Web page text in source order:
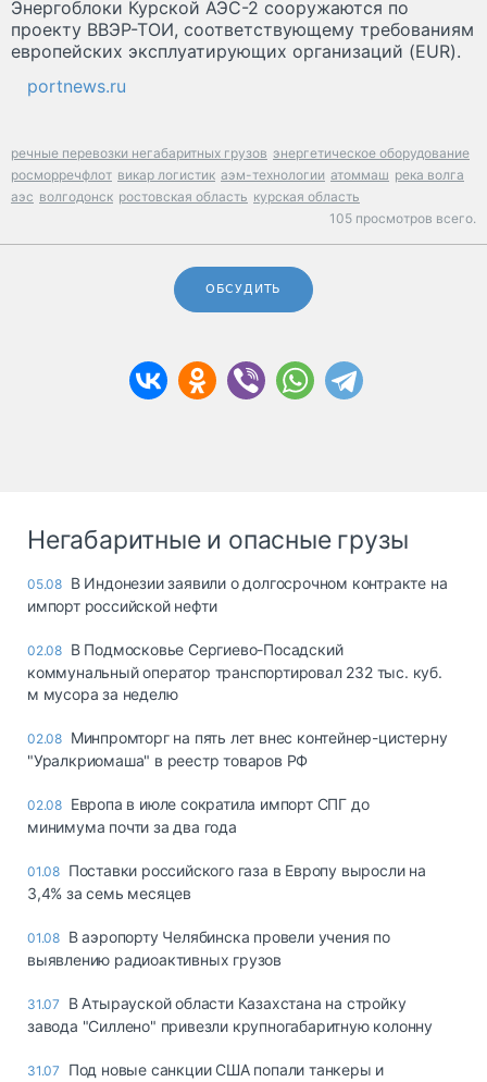
Энергоблоки Курской АЭС-2 сооружаются по
проекту ВВЭР-ТОИ, соответствующему требованиям
европейских эксплуатирующих организаций (EUR).
portnews.ru
речные перевозки негабаритных грузов энергетическое оборудование
росморречфлот викар логистик аэм-технологии атоммаш река волга
аэс волгодонск ростовская область курская область
105 просмотров всего.
ОБСУДИТЬ
Негабаритные и опасные грузы
05.08 В Индонезии заявили о долгосрочном контракте на
импорт российской нефти
02.08 В Подмосковье Сергиево-Посадский
коммунальный оператор транспортировал 232 тыс. куб.
м мусора за неделю
02.08 Минпромторг на пять лет внес контейнер-цистерну
"Уралкриомаша" в реестр товаров РФ
02.08 Европа в июле сократила импорт СПГ до
минимума почти за два года
01.08 Поставки российского газа в Европу выросли на
3,4% за семь месяцев
01.08 В аэропорту Челябинска провели учения по
выявлению радиоактивных грузов
31.07
В Атырауской области Казахстана на стройку
завода "Силлено" привезли крупногабаритную колонну
31.07
Под новые санкции США попали танкеры и